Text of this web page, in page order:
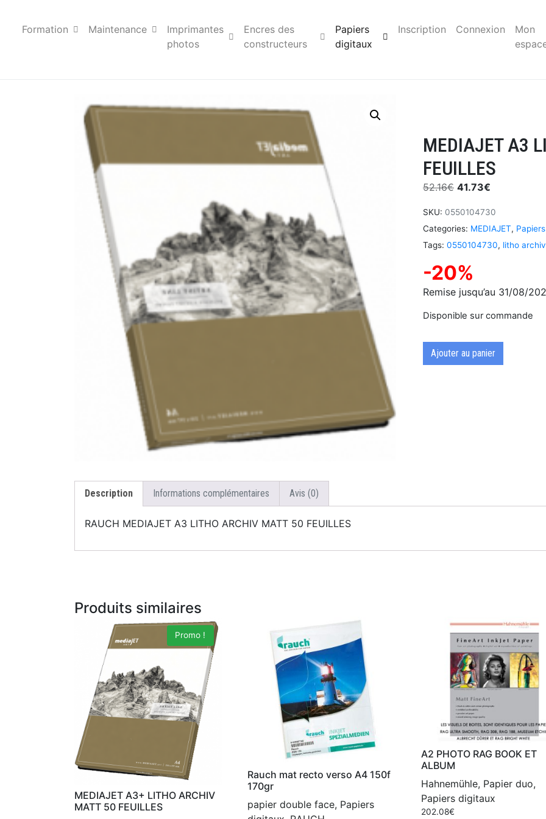
Formation Maintenance
Imprimantes
photos
Encres des
constructeurs
Papiers
digitaux
Inscription Connexion
Mon
MEDIAJET A3
FEUILLES
52.16€ 41.73€
SKU: 0550104730
Categories: MEDIAJET,
Tags: 0550104730, litho
-20%
Remise jusqu’au 31/08/
Disponible sur commande
Ajouter au panier
Description Informations complémentaires Avis (0)
RAUCH MEDIAJET A3 LITHO ARCHIV MATT 50 FEUILLES
Produits similaires
Promo !
MEDIAJET A3+ LITHO ARCHIV
MATT 50 FEUILLES
Rauch mat recto verso A4 150f
170gr
papier double face, Papiers
A2 PHOTO RAG BOOK ET
ALBUM
Hahnemühle, Papier duo,
Papiers digitaux
202.08€